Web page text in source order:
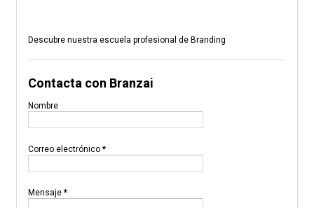
Descubre nuestra escuela profesional de Branding
Contacta con Branzai
Nombre
Correo electrónico *
Mensaje *